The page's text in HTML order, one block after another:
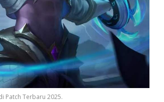
Patch Terbaru 2025.